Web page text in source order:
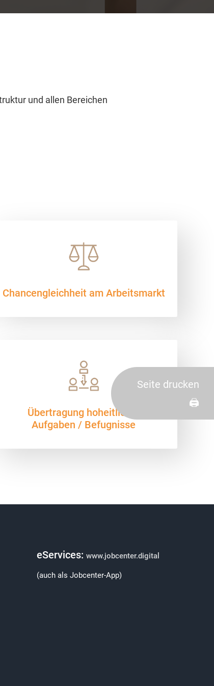
Seite drucken
🖨️
und allen Bereichen
Chancengleichheit am Arbeits­markt
Übertragung hoheitlicher
Aufgaben / Befugnisse
eServices: www.jobcenter.digital
(auch als Jobcenter-App)